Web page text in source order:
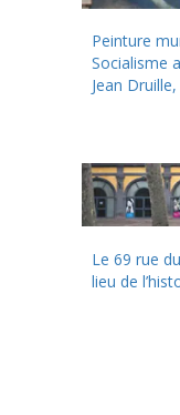
Peinture
Socialisme
Jean
Le 69 rue
lieu de